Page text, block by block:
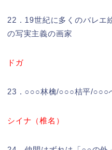
22．19世紀に多くのバレエ
の写実主義の画家
ドガ
23．○○○林檎/○○○桔平/○○○
シイナ（椎名）